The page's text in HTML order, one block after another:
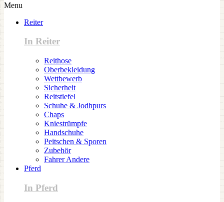
Menu
Reiter
In Reiter
Reithose
Oberbekleidung
Wettbewerb
Sicherheit
Reitstiefel
Schuhe & Jodhpurs
Chaps
Kniestrümpfe
Handschuhe
Peitschen & Sporen
Zubehör
Fahrer Andere
Pferd
In Pferd